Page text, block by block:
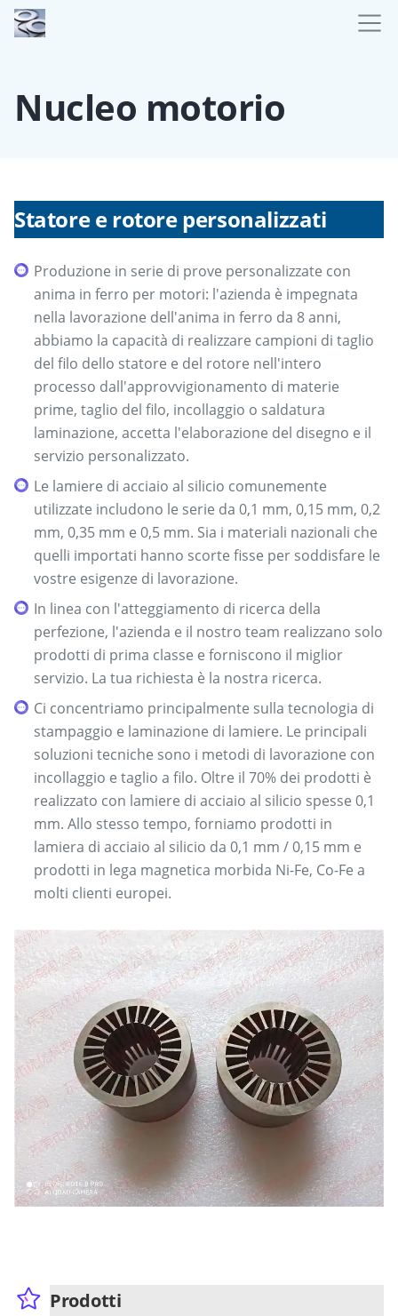
Nucleo motorio
Statore e rotore personalizzati
Produzione in serie di prove personalizzate con
anima in ferro per motori: l'azienda è impegnata
nella lavorazione dell'anima in ferro da 8 anni,
abbiamo la capacità di realizzare campioni di taglio
del filo dello statore e del rotore nell'intero
processo dall'approvvigionamento di materie
prime, taglio del filo, incollaggio o saldatura
laminazione, accetta l'elaborazione del disegno e il
servizio personalizzato.
Le lamiere di acciaio al silicio comunemente
utilizzate includono le serie da 0,1 mm, 0,15 mm, 0,2
mm, 0,35 mm e 0,5 mm. Sia i materiali nazionali che
quelli importati hanno scorte fisse per soddisfare le
vostre esigenze di lavorazione.
In linea con l'atteggiamento di ricerca della
perfezione, l'azienda e il nostro team realizzano solo
prodotti di prima classe e forniscono il miglior
servizio. La tua richiesta è la nostra ricerca.
Ci concentriamo principalmente sulla tecnologia di
stampaggio e laminazione di lamiere. Le principali
soluzioni tecniche sono i metodi di lavorazione con
incollaggio e taglio a filo. Oltre il 70% dei prodotti è
realizzato con lamiere di acciaio al silicio spesse 0,1
mm. Allo stesso tempo, forniamo prodotti in
lamiera di acciaio al silicio da 0,1 mm / 0,15 mm e
prodotti in lega magnetica morbida Ni-Fe, Co-Fe a
molti clienti europei.
Prodotti